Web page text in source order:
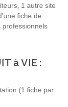
1 autre site
fiche de
professionnels
à VIE :
(1 fiche par